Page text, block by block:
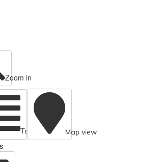
Zoom in
Table view Map view